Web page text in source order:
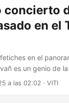
marca de joyería
a hacérmelos. La
ideograma para
la oveja negra
que no tengo
idea....
concierto
en el
en el
es un genio de
de
a las 02:02 · VITI